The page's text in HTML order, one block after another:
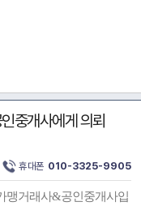
중개사에게 의뢰
휴대폰 010-3325-9905
맹거래사&공인중개사입